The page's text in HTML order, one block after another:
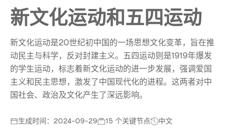
新文化运动和五四运动
新文化运动是20世纪初中国的一场思想文化变革，旨在推
动民主与科学，反对封建主义。五四运动则是1919年爆发
的学生运动，标志着新文化运动的进一步发展，强调爱国
主义和民主思想，激发了中国现代化的进程。这两者对中
国社会、政治及文化产生了深远影响。
生成时间：2024-09-29 15 个关键节点 中文